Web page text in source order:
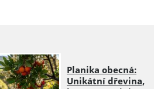
Planika obecná:
Unikátní dřevina,